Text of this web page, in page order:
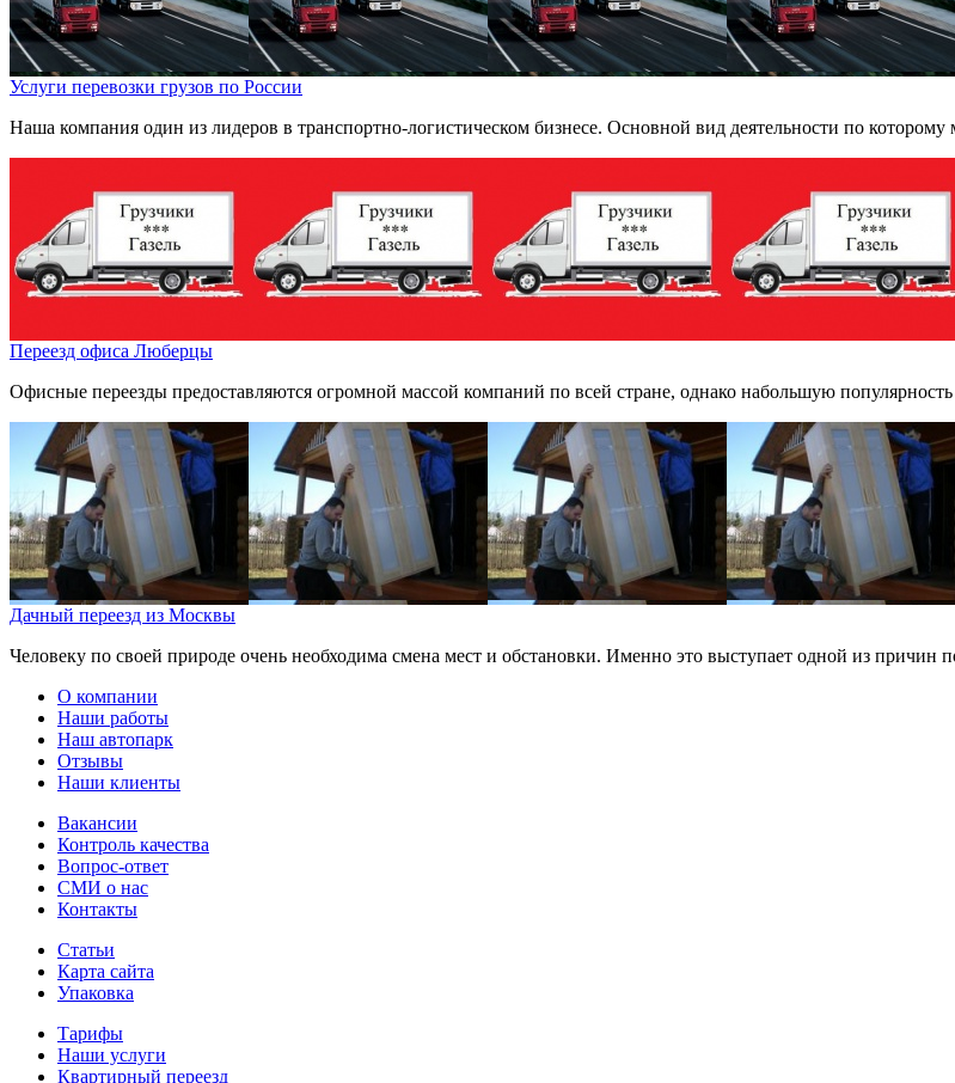
Услуги перевозки грузов по России
Наша компания один из лидеров в транспортно-логистическом бизнесе. Основной вид деятельности по
Переезд офиса Люберцы
Офисные переезды предоставляются огромной массой компаний по всей стране, однако набольшую
Дачный переезд из Москвы
Человеку по своей природе очень необходима смена мест и обстановки. Именно это выступает одной из причин
О компании
Наши работы
Наш автопарк
Отзывы
Наши клиенты
Вакансии
Контроль качества
Вопрос-ответ
СМИ о нас
Контакты
Статьи
Карта сайта
Упаковка
Тарифы
Наши услуги
Квартирный переезд